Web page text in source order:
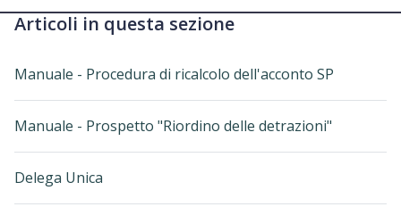
Articoli in questa sezione
Manuale - Procedura di ricalcolo dell'acconto SP
Manuale - Prospetto "Riordino delle detrazioni"
Delega Unica